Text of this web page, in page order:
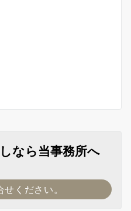
なら当事務所へ
ください。